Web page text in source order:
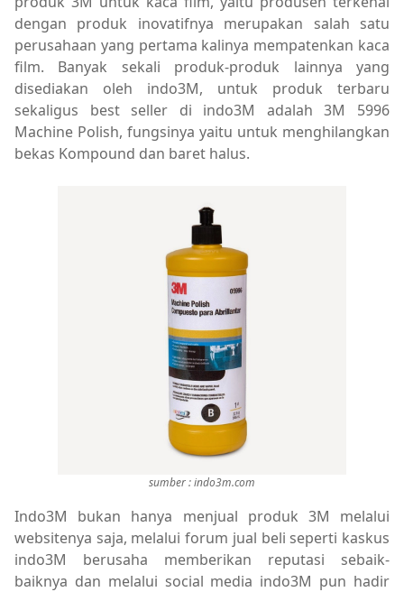
dengan produk inovatifnya merupakan salah satu
perusahaan yang pertama kalinya mempatenkan kaca
film. Banyak sekali produk-produk lainnya yang
disediakan oleh indo3M, untuk produk terbaru
sekaligus best seller di indo3M adalah 3M 5996
Machine Polish, fungsinya yaitu untuk menghilangkan
bekas Kompound dan baret halus.
sumber : indo3m.com
Indo3M bukan hanya menjual produk 3M melalui
websitenya saja, melalui forum jual beli seperti kaskus
indo3M berusaha memberikan reputasi sebaik-
baiknya dan melalui social media indo3M pun hadir